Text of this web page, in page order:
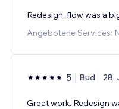
Redesign, flow was a
Angebotene Services:
5 Bud 28.
Great work. Redesign